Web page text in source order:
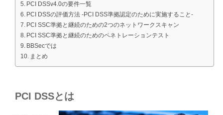
PCI DSSv4.0の要件一覧
PCI DSSの評価方法 -PCI DSS準拠認定のために実施すること-
PCI SSC準拠と継続のための2つのネットワークスキャン
PCI SSC準拠と継続のためのペネトレーションテスト
BBSecでは
まとめ
PCI DSSとは